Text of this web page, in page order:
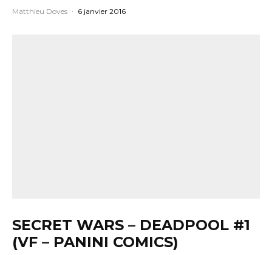
Matthieu Doves · 6 janvier 2016
SECRET WARS – DEADPOOL #1
(VF – PANINI COMICS)